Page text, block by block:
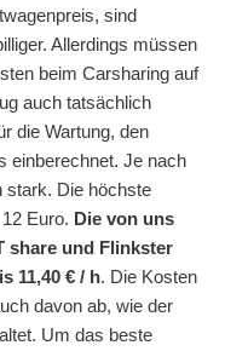
sind
Allerdings müssen
beim Carsharing auf
auch tatsächlich
die Wartung, den
einberechnet. Je nach
stark. Die höchste
Euro. Die von uns
share und Flinkster
11,40 € / h. Die Kosten
davon ab, wie der
Um das beste